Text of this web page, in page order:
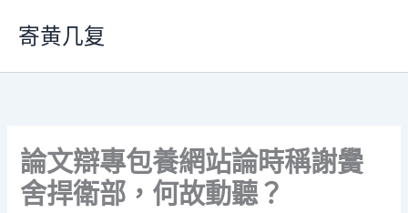
要
寄黄几复
論文辯專包養網站論時稱謝黌
舍捍衛部，何故動聽？